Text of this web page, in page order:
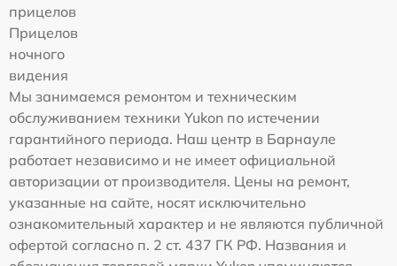
прицелов
Прицелов
ночного
видения
Мы занимаемся ремонтом и техническим
обслуживанием техники Yukon по истечении
гарантийного периода. Наш центр в Барнауле
работает независимо и не имеет официальной
авторизации от производителя. Цены на ремонт,
указанные на сайте, носят исключительно
ознакомительный характер и не являются публичной
офертой согласно п. 2 ст. 437 ГК РФ. Названия и